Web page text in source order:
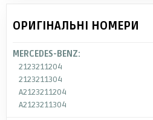
ОРИГІНАЛЬНІ НОМЕРИ
MERCEDES-BENZ:
2123211204
2123211304
A2123211204
A2123211304